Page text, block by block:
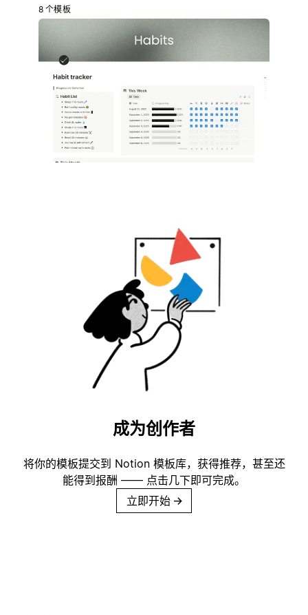
8 个模板
成为创作者
将你的模板提交到 Notion 模板库，获得推荐，甚至还
能得到报酬 —— 点击几下即可完成。
立即开始 →